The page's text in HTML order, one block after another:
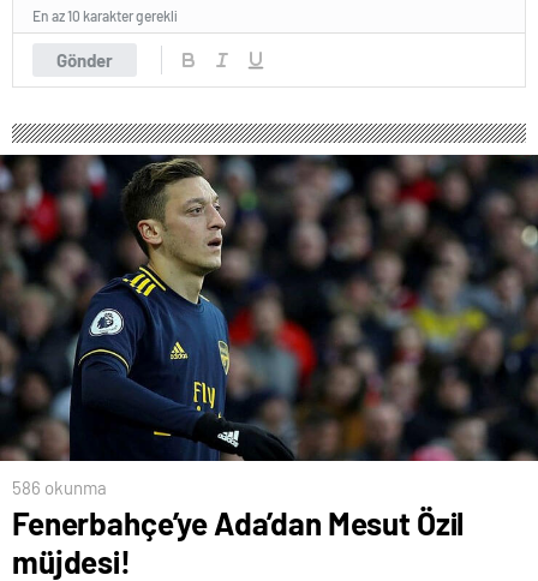
Gönder
En az 10 karakter gerekli
586 okunma
Fenerbahçe’ye Ada’dan Mesut Özil
müjdesi!